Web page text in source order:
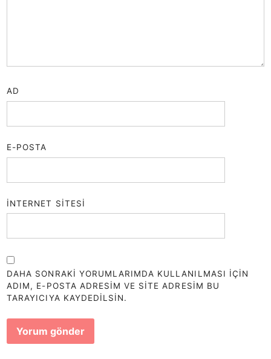
AD
E-POSTA
İNTERNET SITESI
DAHA SONRAKI YORUMLARIMDA KULLANILMASI IÇIN
ADIM, E-POSTA ADRESIM VE SITE ADRESIM BU
TARAYICIYA KAYDEDILSIN.